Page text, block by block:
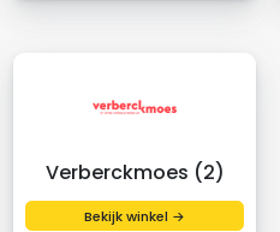
Verberckmoes (2)
Bekijk winkel →